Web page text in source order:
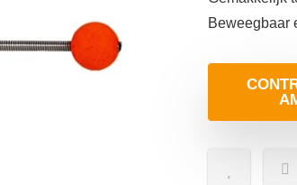
Beweegbaar